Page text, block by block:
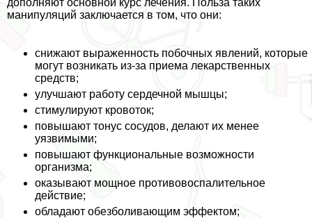
манипуляций заключается в том, что они:
снижают выраженность побочных явлений, которые
могут возникать из-за приема лекарственных
средств;
улучшают работу сердечной мышцы;
стимулируют кровоток;
повышают тонус сосудов, делают их менее
уязвимыми;
повышают функциональные возможности
организма;
оказывают мощное противовоспалительное
действие;
обладают обезболивающим эффектом;